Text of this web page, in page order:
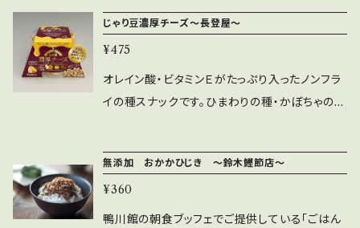
香ばしさ、まろやかさの三重奏をお楽しみくださ
い。 第26回全国菓子大博覧会で日本商工会議
出物 内容量：16枚 保存方法：直射日光、高温多
湿を避けて保存して下さい。開封後はお早めに
お召し上がり下さい
じゃり豆濃厚チーズ～長登屋～
¥475
オレイン酸・ビタミンＥがたっぷり入ったノンフラ
イの種スナックです。ひまわりの種・かぼちゃの
きの方にも納得のお酒によく合う種菓子です。 原
材料：種実（ひまわり、かぼちゃ、アーモンド）、寒
梅粉ミックス（糯米、澱粉）、小麦粉、砂糖、油脂
無添加 おかかひじき ～鈴木鰹節店～
¥360
鴨川館の朝食ブッフェでご提供している「ごはん